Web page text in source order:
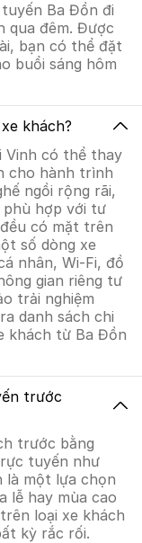
Ba Đồn đi
qua đêm. Được
bạn có thể đặt
buổi sáng hôm
khách?
Vinh có thể thay
cho hành trình
ngồi rộng rãi,
phù hợp với tư
có mặt trên
số dòng xe
nhân, Wi-Fi, đồ
gian riêng tư
trải nghiệm
danh sách chi
khách từ Ba Đồn
trước
trước bằng
tuyến như
là một lựa chọn
lễ hay mùa cao
loại xe khách
kỳ rắc rối.